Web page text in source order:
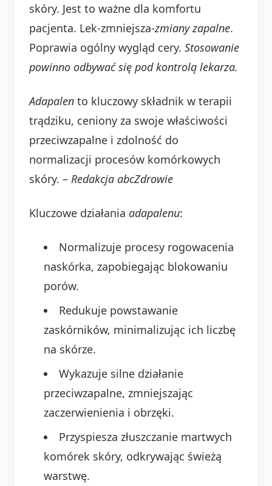
skóry. Jest to ważne dla komfortu
pacjenta. Lek-zmniejsza-zmiany zapalne.
Poprawia ogólny wygląd cery. Stosowanie
powinno odbywać się pod kontrolą lekarza.
Adapalen to kluczowy składnik w terapii
trądziku, ceniony za swoje właściwości
przeciwzapalne i zdolność do
normalizacji procesów komórkowych
skóry. – Redakcja abcZdrowie
Kluczowe działania adapalenu:
Normalizuje procesy rogowacenia
naskórka, zapobiegając blokowaniu
porów.
Redukuje powstawanie
zaskórników, minimalizując ich liczbę
na skórze.
Wykazuje silne działanie
przeciwzapalne, zmniejszając
zaczerwienienia i obrzęki.
Przyspiesza złuszczanie martwych
komórek skóry, odkrywając świeżą
warstwę.